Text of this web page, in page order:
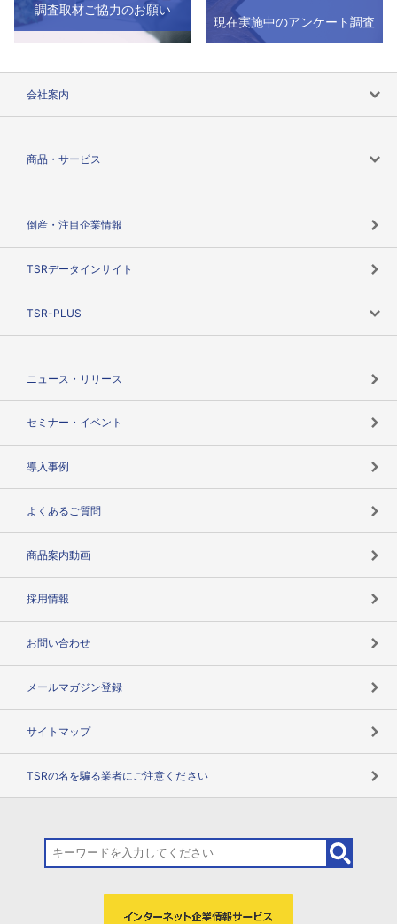
調査取材ご協力のお願い
現在実施中のアンケート調査
会社案内
商品・サービス
倒産・注目企業情報
TSRデータインサイト
TSR-PLUS
ニュース・リリース
セミナー・イベント
導入事例
よくあるご質問
商品案内動画
採用情報
お問い合わせ
メールマガジン登録
サイトマップ
TSRの名を騙る業者にご注意ください